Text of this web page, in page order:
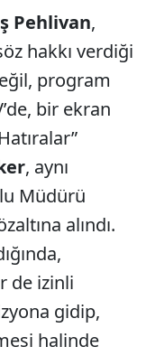
Pehlivan,
hakkı verdiği
program
bir ekran
, aynı
Müdürü
alındı.
r de izinli
gidip,
halinde